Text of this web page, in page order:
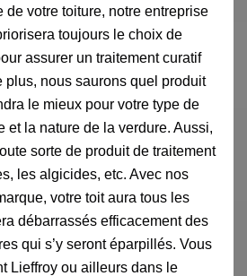
de votre toiture, notre entreprise
toujours le choix de
assurer un traitement curatif
plus, nous saurons quel produit
le mieux pour votre type de
et la nature de la verdure. Aussi,
sorte de produit de traitement
les algicides, etc. Avec nos
votre toit aura tous les
débarrassés efficacement des
qui s’y seront éparpillés. Vous
Lieffroy ou ailleurs dans le